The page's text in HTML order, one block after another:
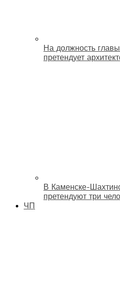
На должность
претендует
В Каменске-
претендуют три
ЧП